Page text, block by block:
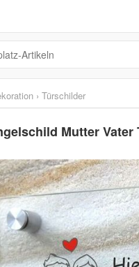
› Türschilder
Mutter